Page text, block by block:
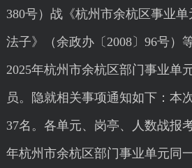
380号）战《杭州市余杭区事业
法子》（余政办〔2008〕96号）
2025年杭州市余杭区部门事业单
员。隐就相关事项通知如下：本
37名。各单元、岗亭、人数战报
年杭州市余杭区部门事业单元同